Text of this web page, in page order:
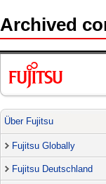
Archived
Über Fujitsu
Fujitsu Globally
Fujitsu Deutschland